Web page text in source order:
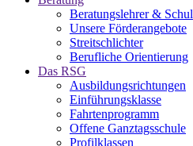
Beratungslehrer &
Unsere Förderangebote
Streitschlichter
Berufliche Orientierung
Das RSG
Ausbildungsrichtungen
Einführungsklasse
Fahrtenprogramm
Offene Ganztagsschule
Profilklassen